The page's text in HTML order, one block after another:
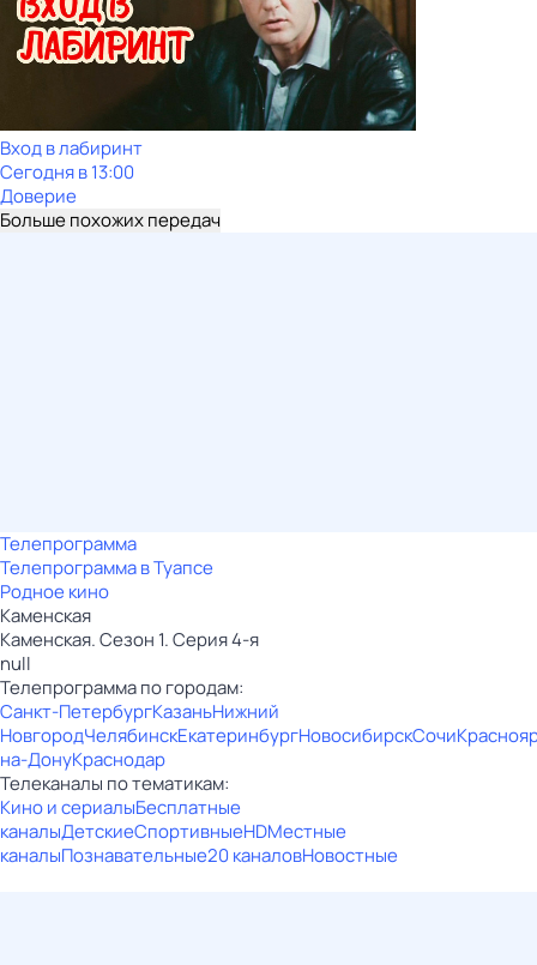
Вход в лабиринт
Сегодня в 13:00
Доверие
Больше похожих передач
Телепрограмма
Телепрограмма в Туапсе
Родное кино
Каменская
Каменская. Сезон 1. Серия 4-я
null
Телепрограмма по городам:
Санкт-ПетербургКазаньНижний
НовгородЧелябинскЕкатеринбургНовосибирскСочи
на-ДонуКраснодар
Телеканалы по тематикам:
Кино и сериалыБесплатные
каналыДетскиеСпортивныеHDМестные
каналыПознавательные20 каналовНовостные